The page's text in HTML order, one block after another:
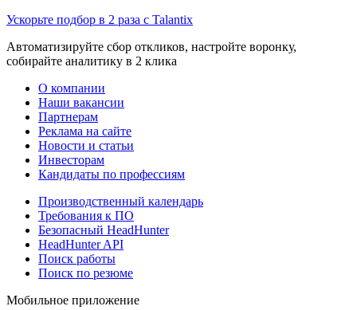
Ускорьте подбор в 2 раза с Talantix
Автоматизируйте сбор откликов, настройте воронку,
собирайте аналитику в 2 клика
О компании
Наши вакансии
Партнерам
Реклама на сайте
Новости и статьи
Инвесторам
Кандидаты по профессиям
Производственный календарь
Требования к ПО
Безопасный HeadHunter
HeadHunter API
Поиск работы
Поиск по резюме
Мобильное приложение